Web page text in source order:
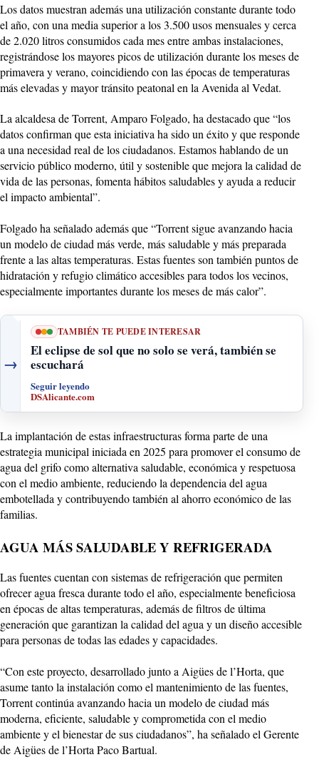
Los datos muestran además una utilización constante durante todo
el año, con una media superior a los 3.500 usos mensuales y cerca
de 2.020 litros consumidos cada mes entre ambas instalaciones,
registrándose los mayores picos de utilización durante los meses de
primavera y verano, coincidiendo con las épocas de temperaturas
más elevadas y mayor tránsito peatonal en la Avenida al Vedat.
La alcaldesa de Torrent, Amparo Folgado, ha destacado que “los
datos confirman que esta iniciativa ha sido un éxito y que responde
a una necesidad real de los ciudadanos. Estamos hablando de un
servicio público moderno, útil y sostenible que mejora la calidad de
vida de las personas, fomenta hábitos saludables y ayuda a reducir
el impacto ambiental”.
Folgado ha señalado además que “Torrent sigue avanzando hacia
un modelo de ciudad más verde, más saludable y más preparada
frente a las altas temperaturas. Estas fuentes son también puntos de
hidratación y refugio climático accesibles para todos los vecinos,
especialmente importantes durante los meses de más calor”.
→
TAMBIÉN TE PUEDE INTERESAR
El eclipse de sol que no solo se verá, también se
escuchará
Seguir leyendo
DSAlicante.com
La implantación de estas infraestructuras forma parte de una
estrategia municipal iniciada en 2025 para promover el consumo de
agua del grifo como alternativa saludable, económica y respetuosa
con el medio ambiente, reduciendo la dependencia del agua
embotellada y contribuyendo también al ahorro económico de las
familias.
AGUA MÁS SALUDABLE Y REFRIGERADA
Las fuentes cuentan con sistemas de refrigeración que permiten
ofrecer agua fresca durante todo el año, especialmente beneficiosa
en épocas de altas temperaturas, además de filtros de última
generación que garantizan la calidad del agua y un diseño accesible
para personas de todas las edades y capacidades.
“Con este proyecto, desarrollado junto a Aigües de l’Horta, que
asume tanto la instalación como el mantenimiento de las fuentes,
Torrent continúa avanzando hacia un modelo de ciudad más
moderna, eficiente, saludable y comprometida con el medio
ambiente y el bienestar de sus ciudadanos”, ha señalado el Gerente
de Aigües de l’Horta Paco Bartual.